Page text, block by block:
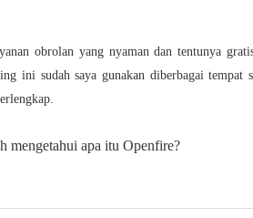
obrolan yang nyaman dan tentunya
ini sudah saya gunakan diberbagai
mengetahui apa itu Openfire?